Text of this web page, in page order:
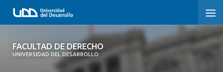
FACULTAD DE DERECHO
UNIVERSIDAD DEL DESARROLLO
FACULTAD DE DERECHO